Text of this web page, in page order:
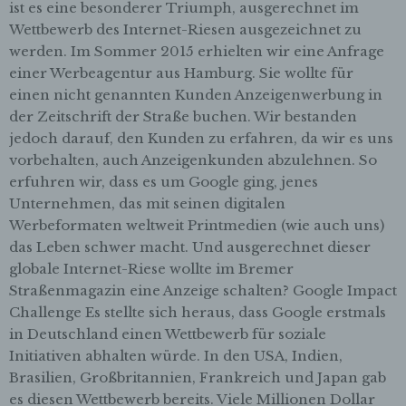
ist es eine besonderer Triumph, ausgerechnet im
Wettbewerb des Internet-Riesen ausgezeichnet zu
werden. Im Sommer 2015 erhielten wir eine Anfrage
einer Werbeagentur aus Hamburg. Sie wollte für
einen nicht genannten Kunden Anzeigenwerbung in
der Zeitschrift der Straße buchen. Wir bestanden
jedoch darauf, den Kunden zu erfahren, da wir es uns
vorbehalten, auch Anzeigenkunden abzulehnen. So
erfuhren wir, dass es um Google ging, jenes
Unternehmen, das mit seinen digitalen
Werbeformaten weltweit Printmedien (wie auch uns)
das Leben schwer macht. Und ausgerechnet dieser
globale Internet-Riese wollte im Bremer
Straßenmagazin eine Anzeige schalten? Google Impact
Challenge Es stellte sich heraus, dass Google erstmals
in Deutschland einen Wettbewerb für soziale
Initiativen abhalten würde. In den USA, Indien,
Brasilien, Großbritannien, Frankreich und Japan gab
es diesen Wettbewerb bereits. Viele Millionen Dollar
automatisierter Verfahren ausgeführte
Vorgang oder jede solche Vorgangsreihe im
Zusammenhang mit personenbezogenen
Daten wie das Erheben, das Erfassen, die
Organisation, das Ordnen, die Speicherung,
die Anpassung oder Veränderung, das
die Offenlegung durch Übermittlung,
Verbreitung oder eine andere Form der
Bereitstellung, den Abgleich oder die
Verknüpfung, die Einschränkung, das
Löschen oder die Vernichtung.
d) Einschränkung der Verarbeitung
Einschränkung der Verarbeitung ist die
Markierung gespeicherter
personenbezogener Daten mit dem Ziel, ihre
künftige Verarbeitung einzuschränken.
e) Profiling